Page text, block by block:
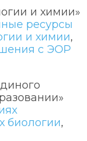
и химии»
ресурсы
и химии,
с ЭОР
биологии,